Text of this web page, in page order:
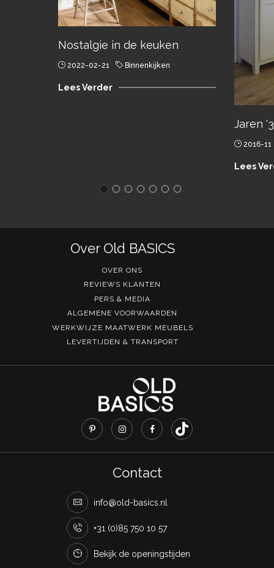
Nostalgie in de keuken
2022-02-21 Binnenkijken
Lees Verder
Jaren
2016-11
Lees
Over Old BASICS
OVER ONS
REVIEWS KLANTEN
PERS & MEDIA
ALGEMENE VOORWAARDEN
WERKWIJZE MAATWERK MEUBELS
LEVERTIJDEN & TRANSPORT
Contact
info@old-basics.nl
+31 (0)85 750 10 57
Bekijk de openingstijden